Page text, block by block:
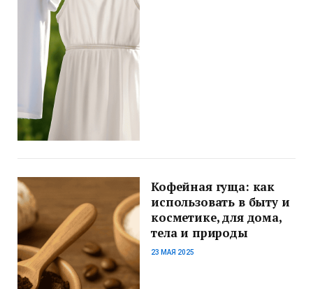
Кофейная гуща: как
использовать в быту и
косметике, для дома,
тела и природы
23 МАЯ 2025